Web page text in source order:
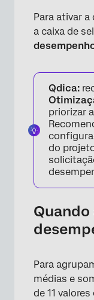
Para ativar
a caixa de
Qdica:
priorizar
do
Para
médias e
de 11